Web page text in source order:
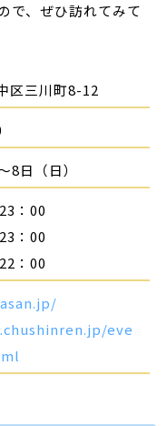
で、ぜひ訪れてみて
区三川町8-12
8日（日）
：00
：00
：00
eve